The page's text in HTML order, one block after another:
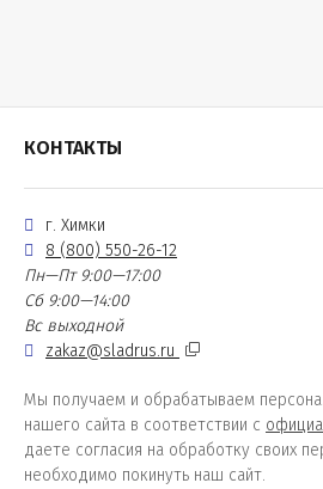
КОНТАКТЫ
г. Химки
8 (800) 550-26-12
Пн—Пт 9:00—17:00
Сб 9:00—14:00
Вс выходной
zakaz@sladrus.ru
Мы получаем и обрабатываем
нашего сайта в соответствии с
даете согласия на обработку своих
необходимо покинуть наш сайт.